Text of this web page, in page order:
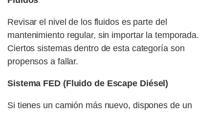
Revisar el nivel de los fluidos es parte del
mantenimiento regular, sin importar la temporada.
Ciertos sistemas dentro de esta categoría son
propensos a fallar.
Sistema FED (Fluido de Escape Diésel)
Si tienes un camión más nuevo, dispones de un